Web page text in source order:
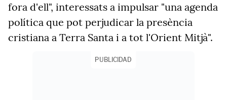
fora d'ell", interessats a impulsar "una agenda
política que pot perjudicar la presència
cristiana a Terra Santa i a tot l'Orient Mitjà".
PUBLICIDAD